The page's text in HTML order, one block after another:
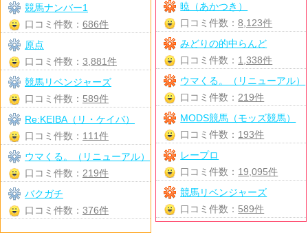
暁（あかつき）
口コミ件数：8,123件
みどりの的中らんど
口コミ件数： 1,338件
ウマくる。（リニューアル）
口コミ件数： 219件
MODS競馬（モッズ競馬）
口コミ件数： 193件
レープロ
口コミ件数： 19,095件
競馬リベンジャーズ
口コミ件数： 589件
競馬ナンバー1
口コミ件数： 686件
原点
口コミ件数： 3,881件
競馬リベンジャーズ
口コミ件数： 589件
Re:KEIBA（リ・ケイバ）
口コミ件数： 111件
ウマくる。（リニューアル）
口コミ件数： 219件
バクガチ
口コミ件数： 376件